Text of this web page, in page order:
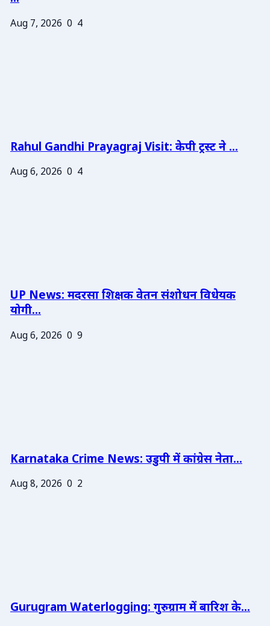
Aug 7, 2026 0 4
Rahul Gandhi Prayagraj Visit: केपी ट्रस्ट ने ...
Aug 6, 2026 0 4
UP News: मदरसा शिक्षक वेतन संशोधन विधेयक
योगी...
Aug 6, 2026 0 9
Karnataka Crime News: उडुपी में कांग्रेस नेता...
Aug 8, 2026 0 2
Gurugram Waterlogging: गुरुग्राम में बारिश के...